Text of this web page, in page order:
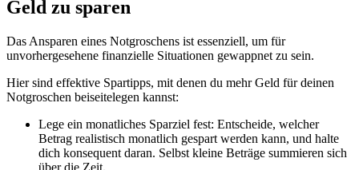
Geld zu sparen
Das Ansparen eines Notgroschens ist essenziell, um für
unvorhergesehene finanzielle Situationen gewappnet zu sein.
Hier sind effektive Spartipps, mit denen du mehr Geld für deinen
Notgroschen beiseitelegen kannst:
Lege ein monatliches Sparziel fest: Entscheide, welcher
Betrag realistisch monatlich gespart werden kann, und halte
dich konsequent daran. Selbst kleine Beträge summieren sich
über die Zeit.